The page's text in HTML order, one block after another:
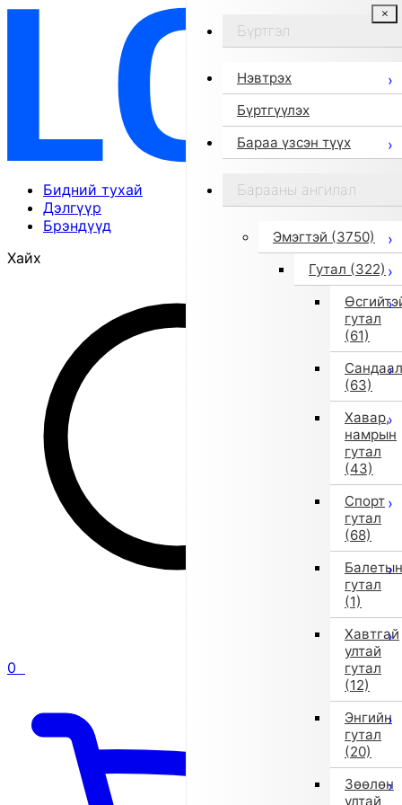
Бидний тухай
Дэлгүүр
Брэндүүд
Хайх
0
Бүртгэл
Нэвтрэх
Бүртгүүлэх
Бараа үзсэн түүх
Барааны ангилал
Эмэгтэй (3750)
Гутал (322)
гутал
(61)
Сандаал
(63)
Хавар,
намрын
гутал
(43)
Спорт
гутал
(68)
Балетын
гутал
(1)
Хавтгай
ултай
гутал
(12)
Энгийн
гутал
(20)
Зөөлөн
ултай